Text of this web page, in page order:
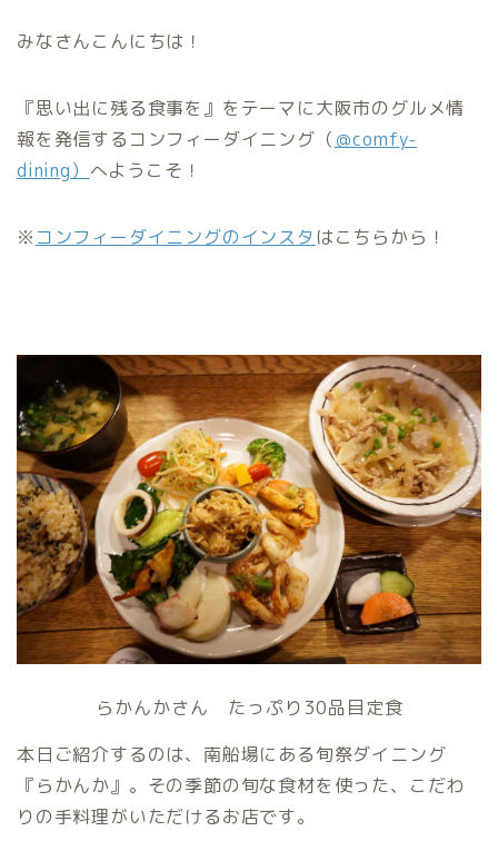
みなさんこんにちは！
『思い出に残る食事を』をテーマに大阪市のグルメ情
報を発信するコンフィーダイニング（ ＠comfy-
dining） へようこそ！
※ コンフィーダイニングのインスタ はこちらから！
らかんかさん たっぷり30品目定食
本日ご紹介するのは、南船場にある旬祭ダイニング
『らかんか』。その季節の旬な食材を使った、こだわ
りの手料理がいただけるお店です。